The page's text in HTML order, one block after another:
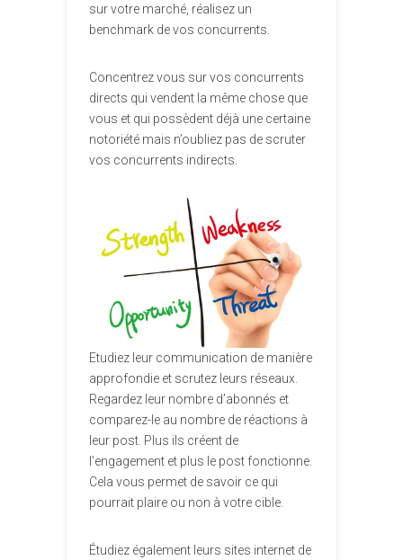
sur votre marché, réalisez un
benchmark de vos concurrents.
Concentrez vous sur vos concurrents
directs qui vendent la même chose que
vous et qui possèdent déjà une certaine
notoriété mais n’oubliez pas de scruter
vos concurrents indirects.
Etudiez leur communication de manière
approfondie et scrutez leurs réseaux.
Regardez leur nombre d’abonnés et
comparez-le au nombre de réactions à
leur post. Plus ils créent de
l’engagement et plus le post fonctionne.
Cela vous permet de savoir ce qui
pourrait plaire ou non à votre cible.
Étudiez également leurs sites internet de